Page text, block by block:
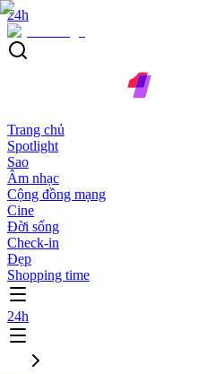
24h
Trang chủ
Spotlight
Sao
Âm nhạc
Cộng đồng mạng
Cine
Đời sống
Check-in
Đẹp
Shopping time
24h